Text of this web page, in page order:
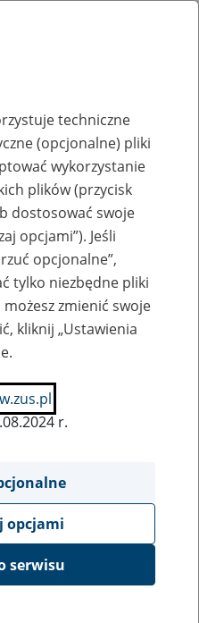
lub
pracy
bazy
BAŁTYK S.A. Stocznia w Gdańsku,
techniczne
(opcjonalne) pliki
wykorzystanie
plików (przycisk
dostosować swoje
opcjami”). Jeśli
opcjonalne”,
tylko niezbędne pliki
zmienić swoje
kliknij „Ustawienia
r.
opcjami
serwisu